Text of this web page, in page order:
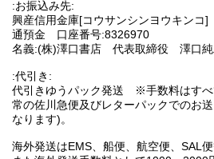
:お振込み先:
興産信用金庫[コウサンシンヨウキン
通預金 口座番号:8326970
名義:(株)澤口書店 代表取締役 澤口純
:代引き:
代引きゆうパック発送 ※手数料はすべ
常の佐川急便及びレターパックでのお
なります)。
海外発送はEMS、船便、航空便、SAL